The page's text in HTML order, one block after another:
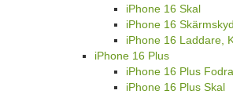
iPhone 16 Skal
iPhone 16
iPhone 16 Laddare,
iPhone 16 Plus
iPhone 16 Plus
iPhone 16 Plus Skal